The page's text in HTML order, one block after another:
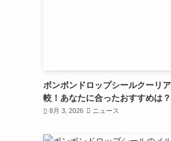
ボンボンドロップシールクーリ
較！あなたに合ったおすすめは？
8月 3, 2026 ニュース